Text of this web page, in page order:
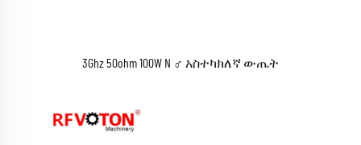
3Ghz 50ohm 100W N ♂ አስተካክለኛ ውጤት